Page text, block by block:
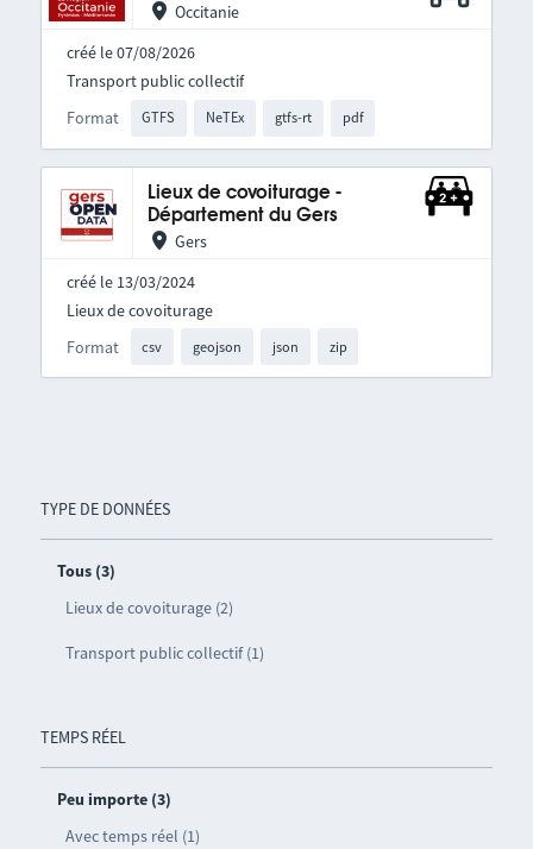
TYPE DE DONNÉES
Tous (3)
Lieux de covoiturage (2)
Transport public collectif (1)
TEMPS RÉEL
Peu importe (3)
Avec temps réel (1)
Occitanie
créé le 07/08/2026
Format GTFS NeTEx gtfs-rt pdf
Transport public collectif
Lieux de covoiturage -
Département du Gers
Gers
créé le 13/03/2024
Format csv geojson json zip
Lieux de covoiturage